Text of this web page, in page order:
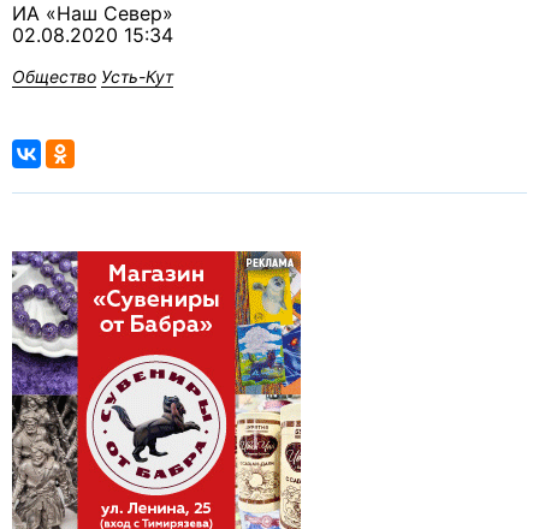
ИА «Наш Север»
02.08.2020 15:34
Общество Усть-Кут